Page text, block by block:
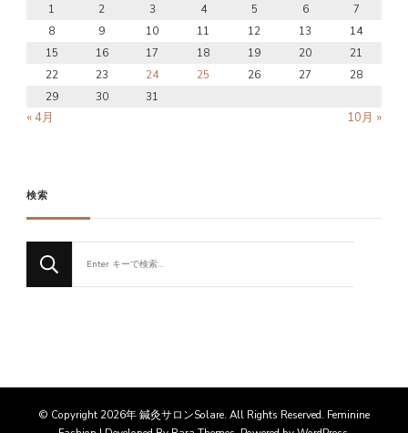
1
2 3 4 5 6
7
8
9 10 11 12 13
14
15
16 17 18 19 20
21
22
23 24 25 26 27
28
29
30 31
« 4月 10月 »
検索
か
す
か
© Copyright 2026年鍼灸サロンSolare. All Rights Reserved. Feminine